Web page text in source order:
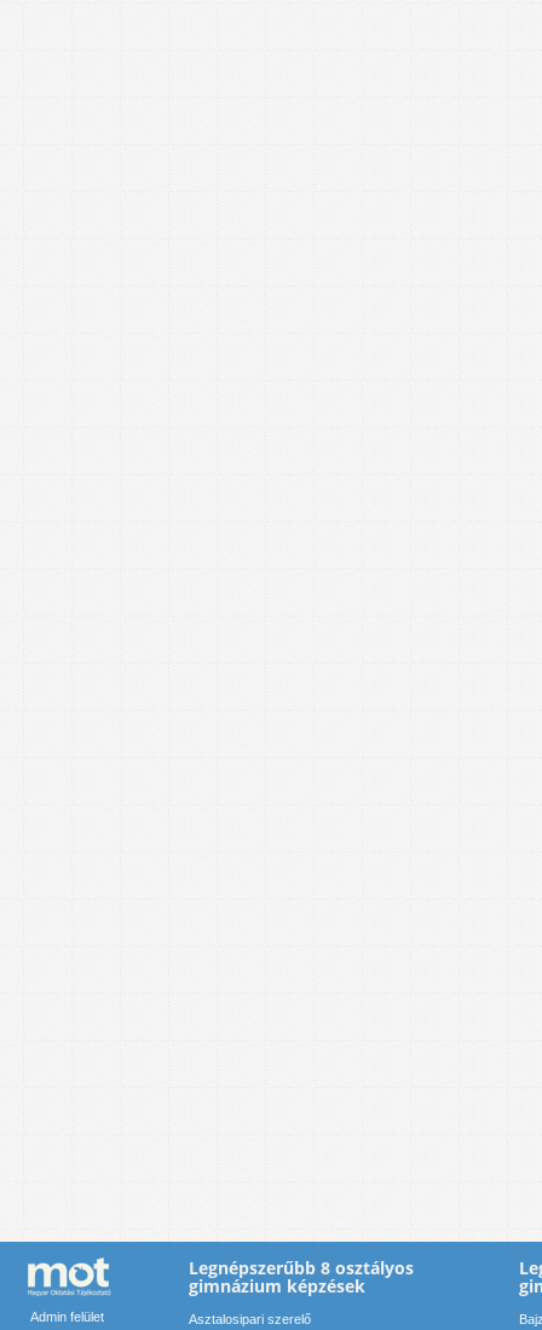
Admin felület
Legnépszerűbb 8 osztályos
gimnázium képzések
Asztalosipari szerelő